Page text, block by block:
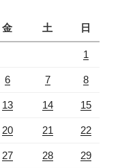
金 土 日
1
6 7 8
13 14 15
20 21 22
27 28 29